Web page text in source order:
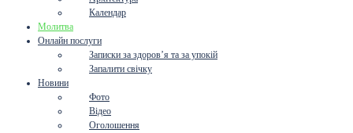
Календар
Молитва
Онлайн послуги
Записки за здоров’я та за упокій
Запалити свічку
Новини
Фото
Відео
Оголошення